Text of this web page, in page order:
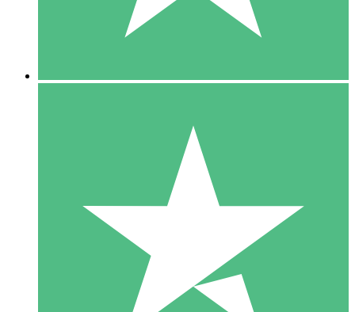
10 Descargas
20 00